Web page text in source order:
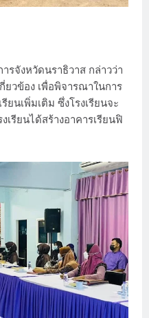
รจังหวัดนราธิวาส กล่าวว่า
ยวข้อง เพื่อพิจารณาในการ
นเพิ่มเติม ซึ่งโรงเรียนจะ
เรียนได้สร้างอาคารเรียนฟิ